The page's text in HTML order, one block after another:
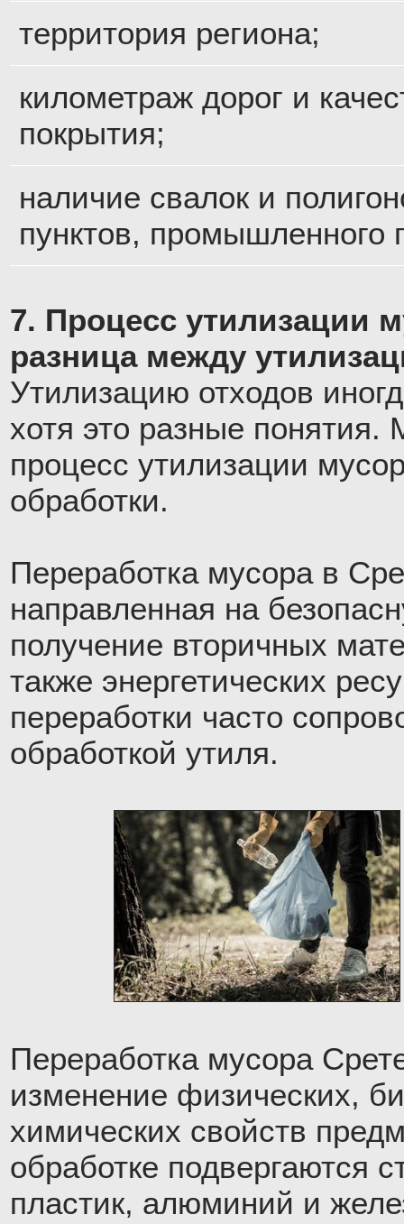
территория региона;
километраж дорог и
покрытия;
наличие свалок и
пунктов, промышленного
7. Процесс утилизации
разница между
Утилизацию отходов
хотя это разные понятия.
процесс утилизации
обработки.
Переработка мусора в
направленная на
получение вторичных
также энергетических
переработки часто
обработкой утиля.
Переработка мусора
изменение физических,
химических свойств
обработке подвергаются
пластик, алюминий и